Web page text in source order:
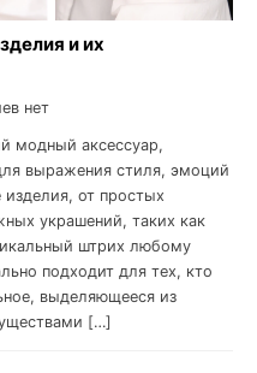
и их
нет
модный аксессуар,
выражения стиля, эмоций
от простых
украшений, таких как
штрих любому
подходит для тех, кто
выделяющееся из
[…]